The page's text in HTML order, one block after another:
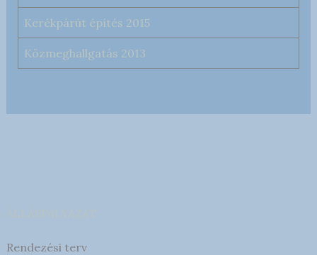
Rendezési terv
Kerékpárút építés 2015
Közmeghallgatás 2013